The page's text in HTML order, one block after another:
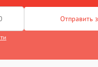
Отправить